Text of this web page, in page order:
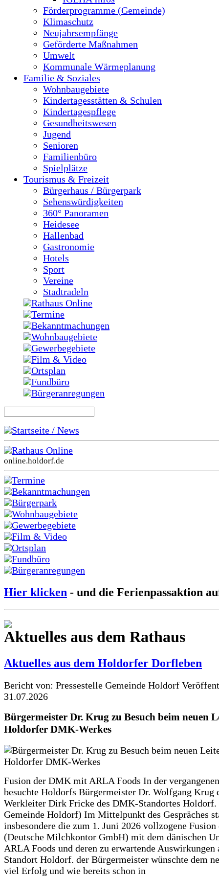
Förderprogramme (Gemeinde)
Klimaschutz
Neujahrsempfänge
Geförderte Maßnahmen
Umwelt
Kommunale Wärmeplanung
Familie & Soziales
Wohnbaugebiete
Kindertagesstätten & Schulen
Kindertagespflege
Gesundheitswesen
Jugend
Senioren
Familienbüro
Spielplätze
Tourismus & Freizeit
Bürgerhaus / Bürgerpark
Sehenswürdigkeiten
360° Panoramen
Heidesee
Hallenbad
Gastronomie
Hotels
Sport
Vereine
Stadtradeln
Rathaus Online
Termine
Bekanntmachungen
Wohnbaugebiete
Gewerbegebiete
Film & Video
Ortsplan
Fundbüro
Bürgeranregungen
Startseite / News
Rathaus Online
online.holdorf.de
Termine
Bekanntmachungen
Bürgerpark
Wohnbaugebiete
Gewerbegebiete
Film & Video
Ortsplan
Fundbüro
Bürgeranregungen
Hier klicken - und die Ferienpassaktion
Aktuelles aus dem Rathaus
Aktuelles aus dem Holdorfer Dorfleben
Bericht von: Pressestelle Gemeinde Holdorf
31.07.2026
Bürgermeister Dr. Krug zu Besuch beim neuen
Holdorfer DMK-Werkes
Fusion der DMK mit ARLA Foods In der
besuchte Holdorfs Bürgermeister Dr. Wolfgang Krug
Werkleiter Dirk Fricke des DMK-Standortes Holdorf.
Gemeinde Holdorf) Im Mittelpunkt des Gespräches
insbesondere die zum 1. Juni 2026 vollzogene
(Deutsche Milchkontor GmbH) mit dem dänischen
ARLA Foods und deren zu erwartende Auswirkungen
Standort Holdorf. der Bürgermeister wünschte dem
viel Erfolg und wie bereits schon in